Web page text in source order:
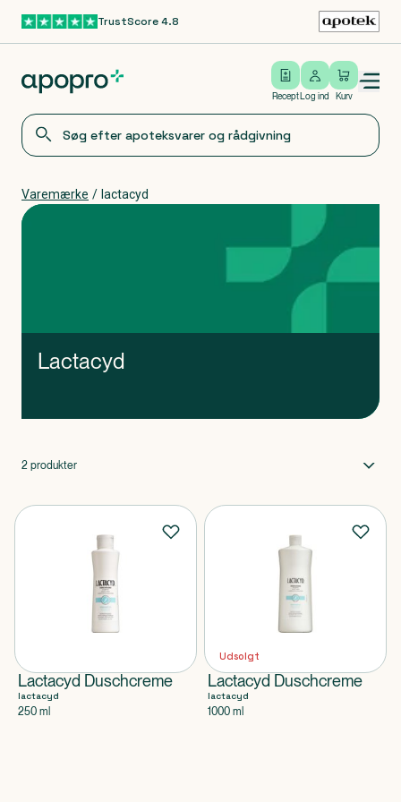
Gå til hovedindholdTrustScore 4.8
Recept
Log ind
Log ind Kurv
Open/close menu
Varemærke / lactacyd
Lactacyd
2 produkter
Lactacyd Duschcreme
lactacyd
250 ml
Udsolgt
Lactacyd Duschcreme
lactacyd
1000 ml